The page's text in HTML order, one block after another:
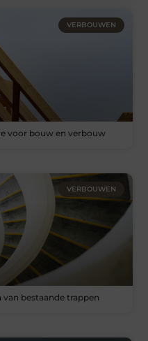
VERBOUWEN
voor bouw en verbouw
VERBOUWEN
bestaande trappen